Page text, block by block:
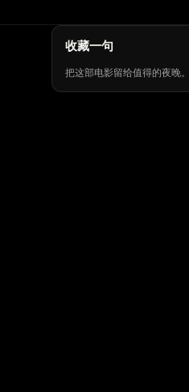
收藏一句
把这部电影留给值得的夜晚。